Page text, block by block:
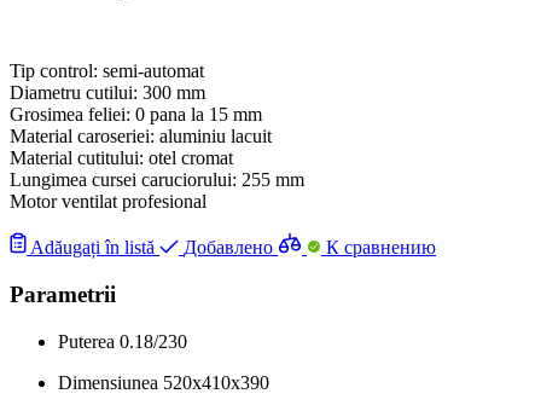
Tip control: semi-automat
Diametru cutilui: 300 mm
Grosimea feliei: 0 pana la 15 mm
Material caroseriei: aluminiu lacuit
Material cutitului: otel cromat
Lungimea cursei caruciorului: 255 mm
Motor ventilat profesional
Adăugați în listă Добавлено К сравнению
Parametrii
Puterea 0.18/230
Dimensiunea 520x410x390